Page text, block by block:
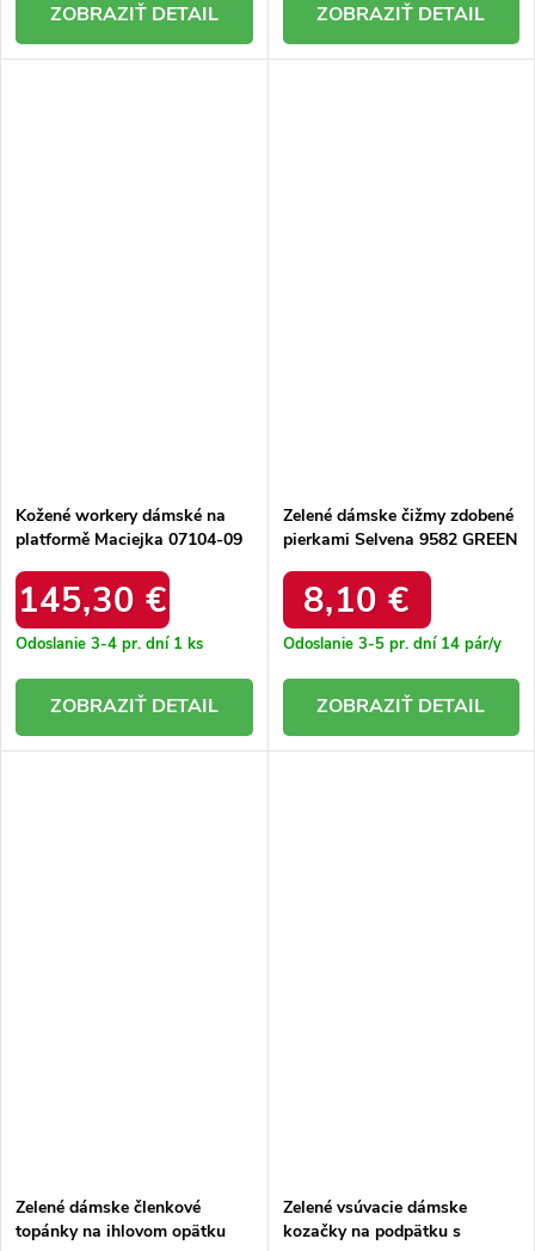
DETAIL DETAIL
Kožené workery dámské na
platformě Maciejka 07104-09
145,30 €
Odoslanie 3-4 pr. dní 1 ks
DETAIL
Zelené dámske čižmy zdobené
pierkami Selvena 9582 GREEN
8,10 €
Odoslanie 3-5 pr. dní 14 pár/y
DETAIL
Zelené dámske členkové
topánky na ihlovom opätku
Zelené vsúvacie dámske
kozačky na podpätku s